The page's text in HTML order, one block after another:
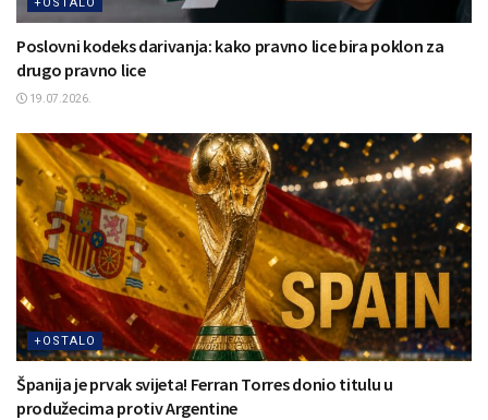
Poslovni kodeks darivanja: kako pravno lice bira poklon za
drugo pravno lice
19.07.2026.
+OSTALO
Španija je prvak svijeta! Ferran Torres donio titulu u
produžecima protiv Argentine